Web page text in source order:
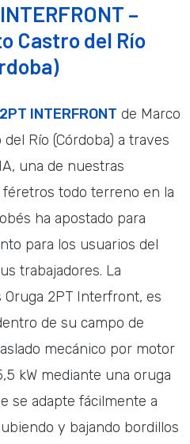
–
Castro del Río
INTERFRONT de Marco
Río (Córdoba) a traves
una de nuestras
todo terreno en la
ha apostado para
para los usuarios del
trabajadores. La
2PT Interfront, es
de su campo de
mecánico por motor
kW mediante una oruga
se adapte fácilmente a
y bajando bordillos